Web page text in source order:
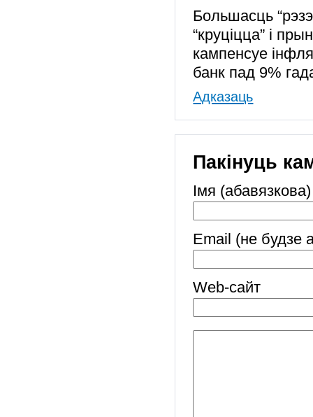
Большасць
“круціцца” і
кампенсуе
банк пад 9%
Адказаць
Пакінуць
Імя (абавязкова)
Email (не будзе
Web-cайт